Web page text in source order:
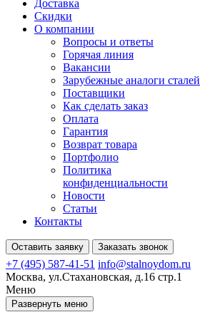
Доставка
Скидки
О компании
Вопросы и ответы
Горячая линия
Вакансии
Зарубежные аналоги сталей
Поставщики
Как сделать заказ
Оплата
Гарантия
Возврат товара
Портфолио
Политика
конфиденциальности
Новости
Статьи
Контакты
Оставить заявку Заказать звонок
+7 (495) 587-41-51 info@stalnoydom.ru
Москва, ул.Стахановская, д.16 стр.1
Меню
Развернуть меню